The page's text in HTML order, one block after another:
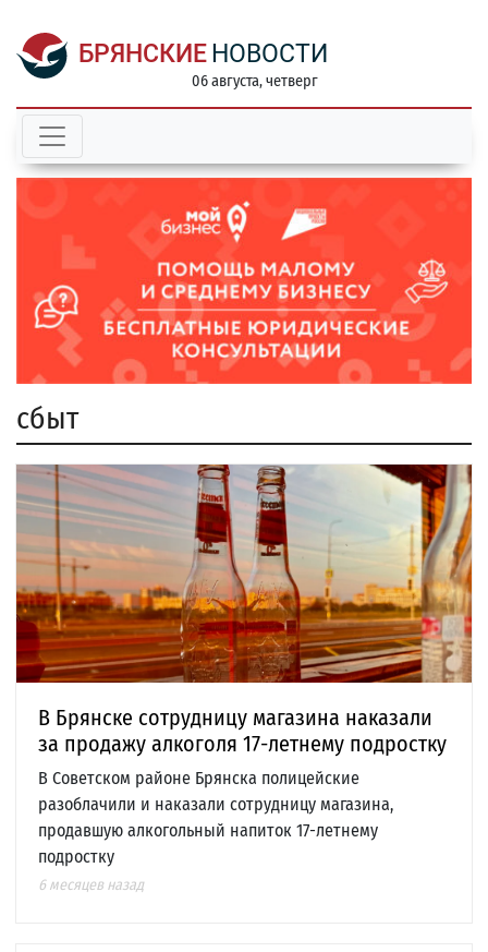
БРЯНСКИЕ НОВОСТИ
06 августа, четверг
сбыт
В Брянске сотрудницу магазина наказали
за продажу алкоголя 17-летнему подростку
В Советском районе Брянска полицейские
разоблачили и наказали сотрудницу магазина,
продавшую алкогольный напиток 17-летнему
подростку
6 месяцев назад